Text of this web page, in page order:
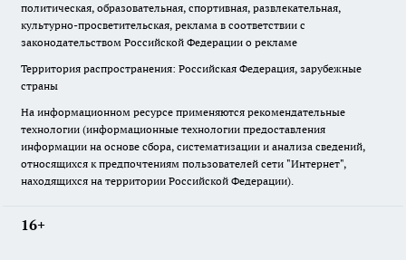
политическая, образовательная, спортивная, развлекательная,
культурно-просветительская, реклама в соответствии с
законодательством Российской Федерации о рекламе
Территория распространения: Российская Федерация, зарубежные
страны
На информационном ресурсе применяются рекомендательные
технологии (информационные технологии предоставления
информации на основе сбора, систематизации и анализа сведений,
относящихся к предпочтениям пользователей сети "Интернет",
находящихся на территории Российской Федерации).
16+